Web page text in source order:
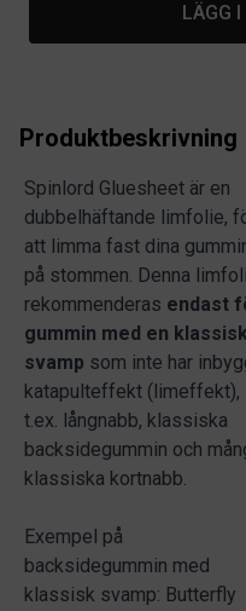
LÄGG
Produktbeskrivning
Spinlord Gluesheet är en
dubbelhäftande limfolie,
att limma fast dina
på stommen. Denna
rekommenderas endast
gummin med en
svamp som inte har
katapulteffekt (limeffekt),
t.ex. långnabb, klassiska
backsidegummin och
klassiska kortnabb.
Exempel på
backsidegummin med
klassisk svamp: Butterfly